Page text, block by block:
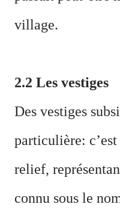
village.
2.2 Les vestiges
Des vestiges
particulière:
relief,
connu sous le